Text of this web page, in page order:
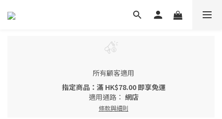
所有顧客適用
指定商品：滿 HK$78.00 即享免運
適用通路： 網店
條款與細則